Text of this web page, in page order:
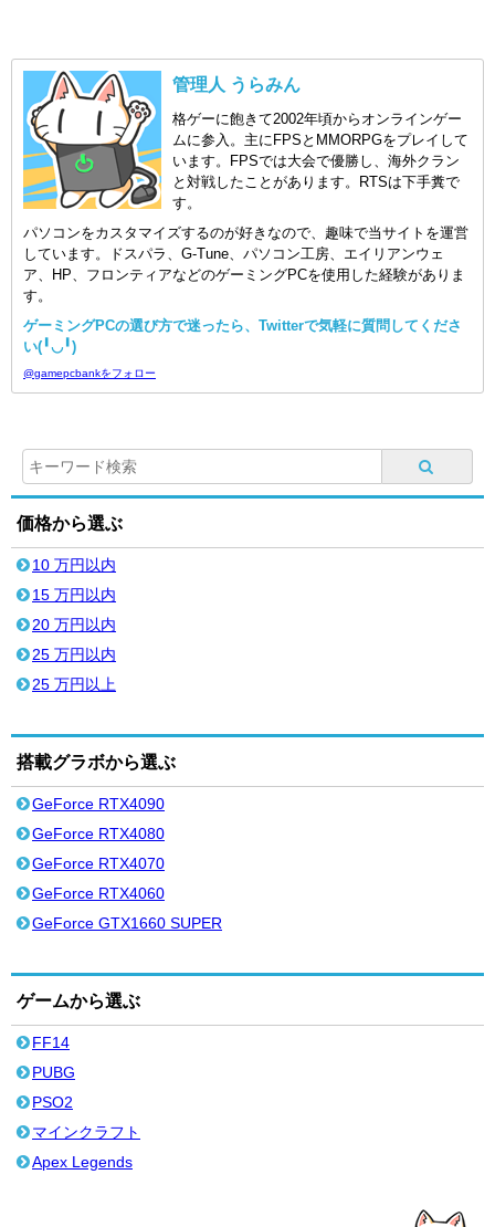
管理人 うらみん
格ゲーに飽きて2002年頃からオンラインゲー
ムに参入。主にFPSとMMORPGをプレイして
います。FPSでは大会で優勝し、海外クラン
と対戦したことがあります。RTSは下手糞で
す。
パソコンをカスタマイズするのが好きなので、趣味で当サイトを運営
しています。ドスパラ、G-Tune、パソコン工房、エイリアンウェ
ア、HP、フロンティアなどのゲーミングPCを使用した経験がありま
す。
ゲーミングPCの選び方で迷ったら、Twitterで気軽に質問してくださ
い(╹◡╹)
@gamepcbankをフォロー
価格から選ぶ
10 万円以内
15 万円以内
20 万円以内
25 万円以内
25 万円以上
搭載グラボから選ぶ
GeForce RTX4090
GeForce RTX4080
GeForce RTX4070
GeForce RTX4060
GeForce GTX1660 SUPER
ゲームから選ぶ
FF14
PUBG
PSO2
マインクラフト
Apex Legends